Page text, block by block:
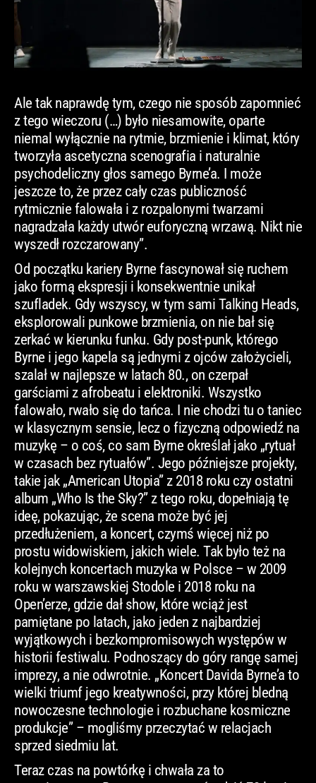
Ale tak naprawdę tym, czego nie sposób zapomnieć
z tego wieczoru (…) było niesamowite, oparte
niemal wyłącznie na rytmie, brzmienie i klimat, który
tworzyła ascetyczna scenografia i naturalnie
psychodeliczny głos samego Byrne’a. I może
jeszcze to, że przez cały czas publiczność
rytmicznie falowała i z rozpalonymi twarzami
nagradzała każdy utwór euforyczną wrzawą. Nikt nie
wyszedł rozczarowany”.
Od początku kariery Byrne fascynował się ruchem
jako formą ekspresji i konsekwentnie unikał
szufladek. Gdy wszyscy, w tym sami Talking Heads,
eksplorowali punkowe brzmienia, on nie bał się
zerkać w kierunku funku. Gdy post-punk, którego
Byrne i jego kapela są jednymi z ojców założycieli,
szalał w najlepsze w latach 80., on czerpał
garściami z afrobeatu i elektroniki. Wszystko
falowało, rwało się do tańca. I nie chodzi tu o taniec
w klasycznym sensie, lecz o fizyczną odpowiedź na
muzykę – o coś, co sam Byrne określał jako „rytuał
w czasach bez rytuałów”. Jego późniejsze projekty,
takie jak „American Utopia” z 2018 roku czy ostatni
album „Who Is the Sky?” z tego roku, dopełniają tę
ideę, pokazując, że scena może być jej
przedłużeniem, a koncert, czymś więcej niż po
prostu widowiskiem, jakich wiele. Tak było też na
kolejnych koncertach muzyka w Polsce – w 2009
roku w warszawskiej Stodole i 2018 roku na
Open’erze, gdzie dał show, które wciąż jest
pamiętane po latach, jako jeden z najbardziej
wyjątkowych i bezkompromisowych występów w
historii festiwalu. Podnoszący do góry rangę samej
imprezy, a nie odwrotnie. „Koncert Davida Byrne’a to
wielki triumf jego kreatywności, przy której bledną
nowoczesne technologie i rozbuchane kosmiczne
produkcje” – mogliśmy przeczytać w relacjach
sprzed siedmiu lat.
Teraz czas na powtórkę i chwała za to